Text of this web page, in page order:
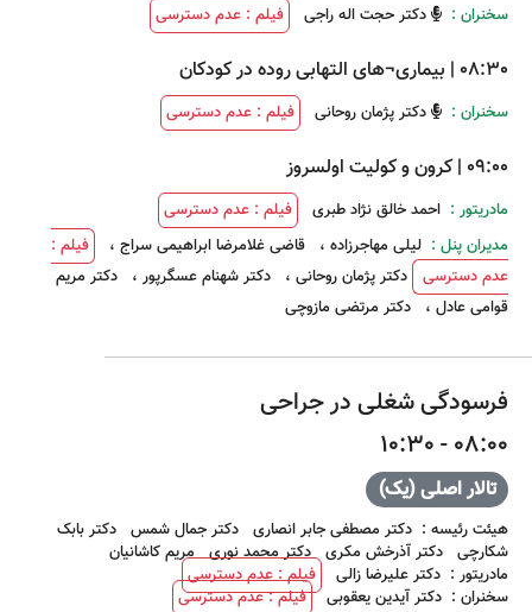
سخنران :
دکتر حجت اله راجی فیلم : عدم دسترسی
08:30
| بیماری¬های التهابی روده در کودکان
سخنران : دکتر پژمان روحانی فیلم : عدم دسترسی
09:00
|کرون و کولیت اولسروز
مادریتور : احمد خالق نژاد طبری
فیلم : عدم دسترسی
مدیران پنل : لیلی مهاجرزاده ، قاضی غلامرضا ابراهیمی سراج ،
فیلم :
عدم دسترسی
دکتر پژمان روحانی ، دکتر شهنام عسگرپور ،
دکتر مریم
قوامی عادل ، دکتر مرتضی مازوچی
فرسودگی شغلی در جراحی
08:00 - 10:30
تالار اصلی (یک)
هیئت رئیسه : دکتر مصطفی جابر انصاری دکتر جمال شمس دکتر بابک
شکارچی دکتر آذرخش مکری دکتر محمد نوری مریم کاشانیان
مادریتور : دکتر علیرضا زالی
فیلم : عدم دسترسی
سخنران : دکتر آیدین یعقوبی فیلم : عدم دسترسی